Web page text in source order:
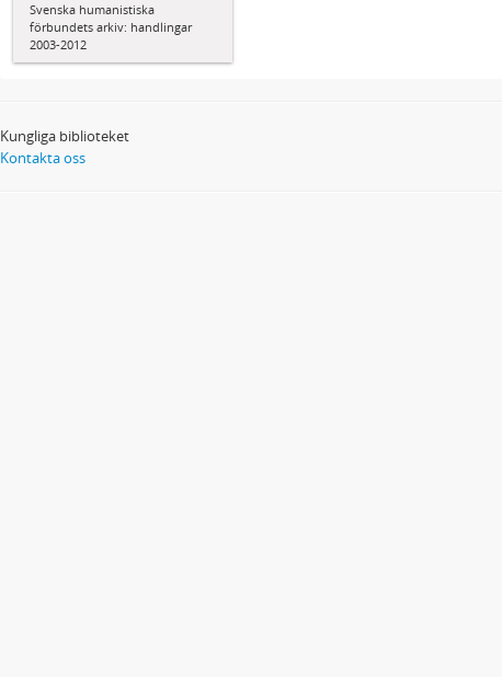
Svenska humanistiska
förbundets arkiv: handlingar
2003-2012
Kungliga biblioteket
Kontakta oss